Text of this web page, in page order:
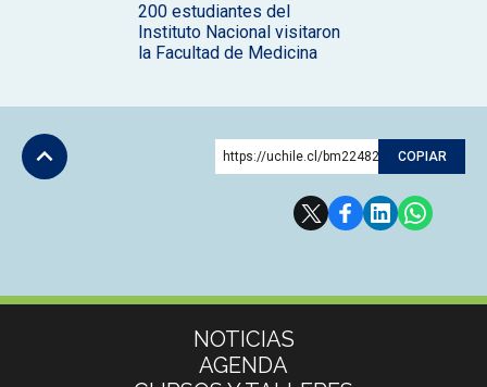
200 estudiantes del
Instituto Nacional visitaron
la Facultad de Medicina
https://uchile.cl/bm224826 COPIAR
NOTICIAS
AGENDA